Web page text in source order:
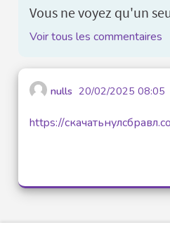
Vous ne voyez qu'un
Voir tous les commentaires
nulls 20/02/2025 08:05
https://